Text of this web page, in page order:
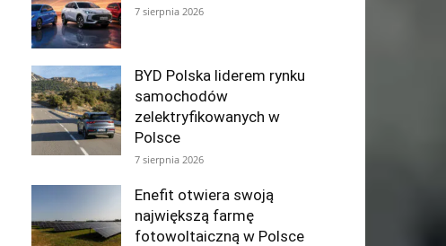
7 sierpnia 2026
BYD Polska liderem rynku
samochodów
zelektryfikowanych w
Polsce
7 sierpnia 2026
Enefit otwiera swoją
największą farmę
fotowoltaiczną w Polsce